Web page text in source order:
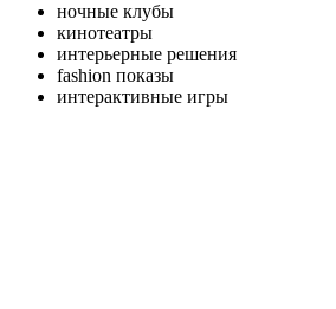
ночные клубы
кинотеатры
интерьерные решения
fashion показы
интерактивные игры